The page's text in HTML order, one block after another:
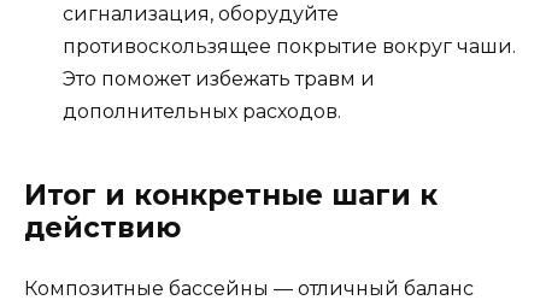
сигнализация, оборудуйте
противоскользящее покрытие вокруг чаши.
Это поможет избежать травм и
дополнительных расходов.
Итог и конкретные шаги к
действию
Композитные бассейны — отличный баланс